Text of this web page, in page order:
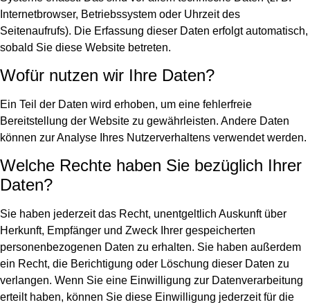
Internetbrowser, Betriebssystem oder Uhrzeit des
Seitenaufrufs). Die Erfassung dieser Daten erfolgt automatisch,
sobald Sie diese Website betreten.
Wofür nutzen wir Ihre Daten?
Ein Teil der Daten wird erhoben, um eine fehlerfreie
Bereitstellung der Website zu gewährleisten. Andere Daten
können zur Analyse Ihres Nutzerverhaltens verwendet werden.
Welche Rechte haben Sie bezüglich Ihrer
Daten?
Sie haben jederzeit das Recht, unentgeltlich Auskunft über
Herkunft, Empfänger und Zweck Ihrer gespeicherten
personenbezogenen Daten zu erhalten. Sie haben außerdem
ein Recht, die Berichtigung oder Löschung dieser Daten zu
verlangen. Wenn Sie eine Einwilligung zur Datenverarbeitung
erteilt haben, können Sie diese Einwilligung jederzeit für die